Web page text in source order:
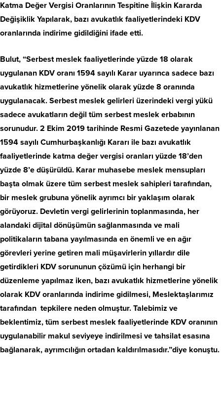
Katma Değer Vergisi Oranlarının Tespitine İlişkin Kararda
Değişiklik Yapılarak, bazı avukatlık faaliyetlerindeki KDV
oranlarında indirime gidildiğini ifade etti.
Bulut, “Serbest meslek faaliyetlerinde yüzde 18 olarak
uygulanan KDV oranı 1594 sayılı Karar uyarınca sadece bazı
avukatlık hizmetlerine yönelik olarak yüzde 8 oranında
uygulanacak. Serbest meslek gelirleri üzerindeki vergi yükü
sadece avukatların değil tüm serbest meslek erbabının
sorunudur. 2 Ekim 2019 tarihinde Resmi Gazetede yayınlanan
1594 sayılı Cumhurbaşkanlığı Kararı ile bazı avukatlık
faaliyetlerinde katma değer vergisi oranları yüzde 18’den
yüzde 8’e düşürüldü. Karar muhasebe meslek mensupları
başta olmak üzere tüm serbest meslek sahipleri tarafından,
bir meslek grubuna yönelik ayrımcı bir yaklaşım olarak
görüyoruz. Devletin vergi gelirlerinin toplanmasında, her
alandaki dijital dönüşümün sağlanmasında ve mali
politikaların tabana yayılmasında en önemli ve en ağır
görevleri yerine getiren mali müşavirlerin yıllardır dile
getirdikleri KDV sorununun çözümü için herhangi bir
düzenleme yapılmaz iken, bazı avukatlık hizmetlerine yönelik
olarak KDV oranlarında indirime gidilmesi, Meslektaşlarımız
tarafından tepkilere neden olmuştur. Talebimiz ve
beklentimiz, tüm serbest meslek faaliyetlerinde KDV oranının
uygulanabilir makul seviyeye indirilmesi ve tahsilat esasına
bağlanarak, ayrımcılığın ortadan kaldırılmasıdır.”diye konuştu.